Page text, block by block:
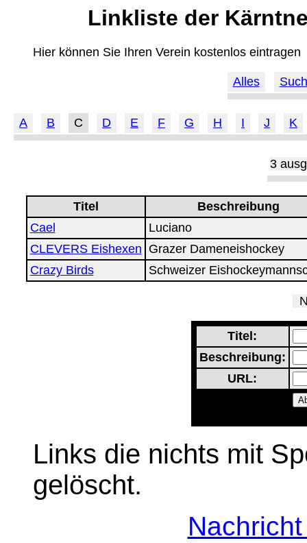
Linkliste der
Hier können Sie Ihren Verein kostenlos eintragen
Alles
A B C D E F G H I J K
3
Titel
Beschreibung
Cael
Luciano
CLEVERS Eishexen Grazer Dameneishockey
Crazy Birds
Schweizer
Titel:
Beschreibung:
URL:
Links die nichts mit
gelöscht.